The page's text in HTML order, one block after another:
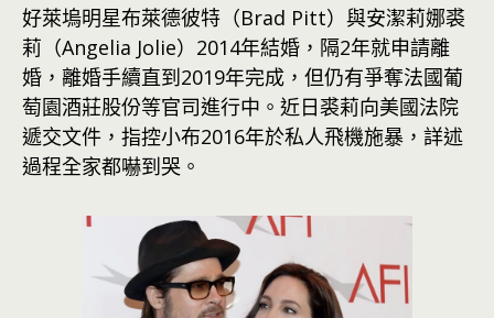
好萊塢明星布萊德彼特（Brad Pitt）與安潔莉娜裘
莉（Angelia Jolie）2014年結婚，隔2年就申請離
婚，離婚手續直到2019年完成，但仍有爭奪法國葡
萄園酒莊股份等官司進行中。近日裘莉向美國法院
遞交文件，指控小布2016年於私人飛機施暴，詳述
過程全家都嚇到哭。